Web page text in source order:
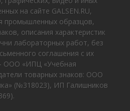
на сайте GALSEN.RU,
промышленных образцов,
описания характеристик
лабораторных работ, без
соглашения с их
ООО «ИПЦ «Учебная
товарных знаков: ООО
(№318023), ИП Галишников